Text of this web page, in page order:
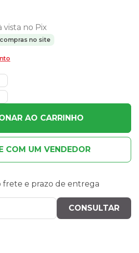
vista no Pix
no site
AO CARRINHO
COM UM VENDEDOR
frete e prazo de entrega